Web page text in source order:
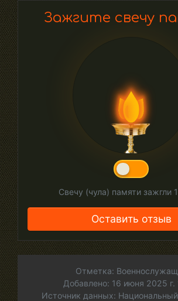
Зажгите свечу
Свечу (чула) памяти зажгли
Оставить отзыв
Отметка:
Добавлено: 16 июня 2025 г.
Источник данных: